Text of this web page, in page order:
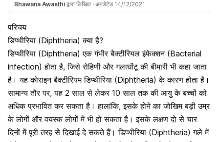
Bhawana Awasthi द्वारा लिखित · अपडेटेड 14/12/2021
परिचय
डिप्थीरिया (Diphtheria) क्या है?
डिप्थीरिया (Diphtheria) एक गंभीर बैक्टीरियल इंफेक्शन (Bacterial
infection) होता है, जिसे रोहिणी और गलाघोंटू की बीमारी भी कहा जाता
है। यह कोराइन बैक्टीरियम डिप्थीरिया (Diphtheria) के कारण होता है।
सामान्य तौर पर, यह 2 साल से लेकर 10 साल तक की आयु के बच्चों को
अधिक प्रभावित कर सकता है। हालांकि, इसके होने का जोखिम बड़ी उम्र
के लोगों और वयस्क लोगों में भी हो सकता है। इसके लक्षण दो से चार
दिनों में पूरी तरह से दिखाई दे सकते हैं। डिप्थीरिया (Diphtheria) गले में